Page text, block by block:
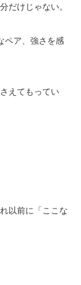
だけじゃない。
ペア、強さを感
えてもってい
以前に「ここな